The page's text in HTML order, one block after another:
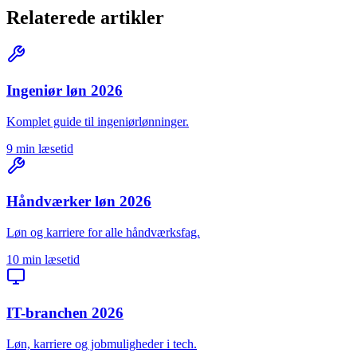
Relaterede artikler
Ingeniør løn 2026
Komplet guide til ingeniørlønninger.
9 min læsetid
Håndværker løn 2026
Løn og karriere for alle håndværksfag.
10 min læsetid
IT-branchen 2026
Løn, karriere og jobmuligheder i tech.